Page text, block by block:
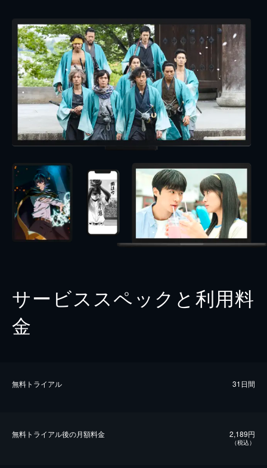
サービススペックと利用料
金
無料トライアル 31日間
無料トライアル後の⽉額料金 2,189円
（税込）